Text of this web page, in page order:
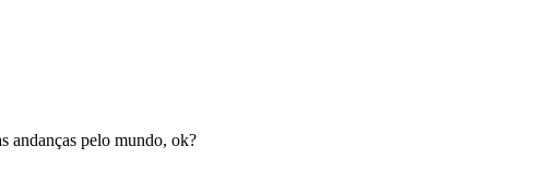
andanças pelo mundo, ok?